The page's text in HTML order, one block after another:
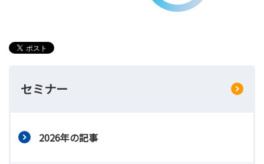
セミナー
2026年の記事